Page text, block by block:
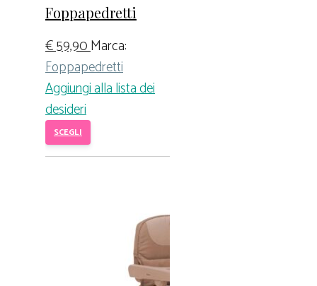
Foppapedretti
€59,90Marca:
Foppapedretti
Aggiungi alla lista dei
desideri
SCEGLI